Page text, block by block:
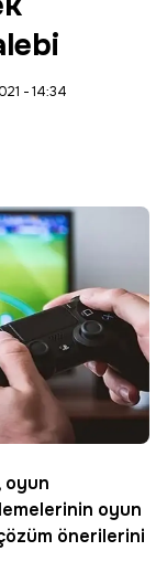
- 14:34
oyun
oyun
önerilerini